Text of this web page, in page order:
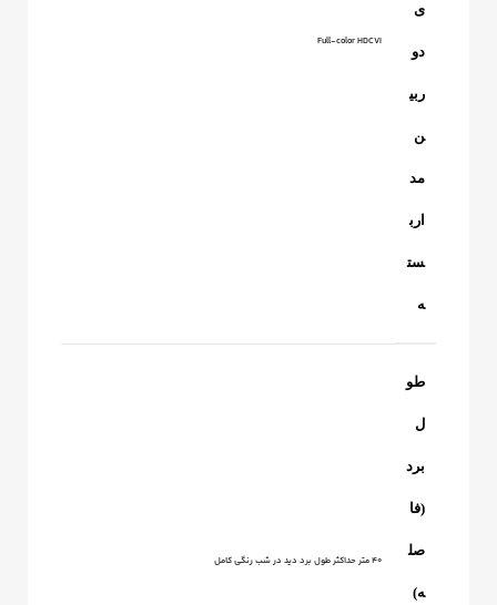
ی
دو
ربی
ن
مد
ارب
ست
ه
Full-color HDCVI
طو
ل
برد
(فا
صل
ه)
40 متر حداکثر طول برد دید در شب رنگی کامل